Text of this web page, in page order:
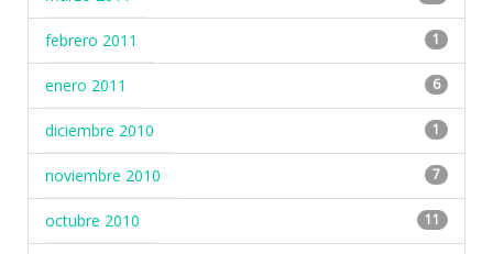
febrero 2011 1
enero 2011 6
diciembre 2010 1
noviembre 2010 7
octubre 2010 11